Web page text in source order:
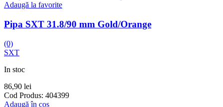
Adaugă la favorite
Pipa SXT 31.8/90 mm Gold/Orange
(0)
SXT
In stoc
86,90 lei
Cod Produs: 404399
Adaugă în coș